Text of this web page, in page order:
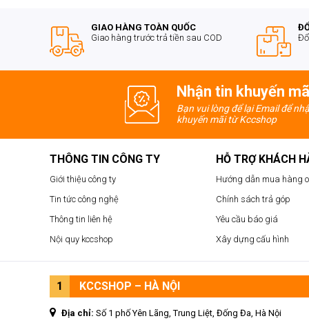
sự hài long của khách hàng lên hàng đầu, chúng
sắm tuyệt vời nhất. Ngoài sản phẩm
VGA
còn có rất nhiều sản phẩm
VGA SAPPHIRE
phẩm ưng ý với giá tốt nhất.
GIAO HÀNG TOÀN QUỐC
Giao hàng trước trả tiền sau COD
Nhận tin khuyến
Bạn vui lòng để lại Email để
khuyến mãi từ Kccshop
THÔNG TIN CÔNG TY
Giới thiệu công ty
Tin tức công nghệ
Thông tin liên hệ
Nội quy kccshop
HỖ TRỢ KHÁCH
Hướng dẫn mua hàng
Chính sách trả góp
Yêu cầu báo giá
Xây dựng cấu hình
1 KCCSHOP – HÀ NỘI
Địa chỉ: Số 1 phố Yên Lãng, Trung Liệt, Đống Đa, Hà Nội